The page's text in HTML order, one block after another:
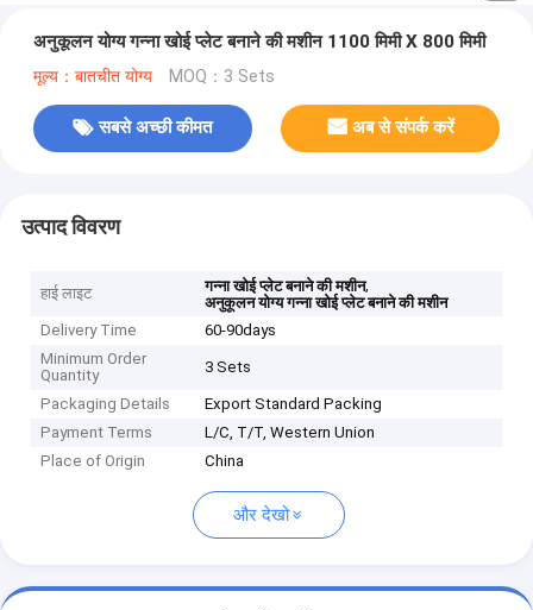
अनुकूलन योग्य गन्ना खोई प्लेट बनाने की मशीन 1100 मिमी X 800 मिमी
मूल्य：बातचीत योग्य MOQ：3 Sets
सबसे अच्छी कीमत अब से संपर्क करें
उत्पाद विवरण
हाई लाइट गन्ना खोई प्लेट बनाने की मशीन,
अनुकूलन योग्य गन्ना खोई प्लेट बनाने की मशीन
Delivery Time
60-90days
Minimum Order
Quantity
3 Sets
Packaging Details
Export Standard Packing
Payment Terms
L/C, T/T, Western Union
Place of Origin
China
और देखो